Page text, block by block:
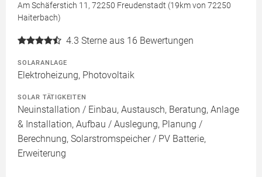
Am Schäferstich 11, 72250 Freudenstadt (19km von 72250
Haiterbach)
4.3 Sterne aus 16 Bewertungen
SOLARANLAGE
Elektroheizung, Photovoltaik
SOLAR TÄTIGKEITEN
Neuinstallation / Einbau, Austausch, Beratung, Anlage
& Installation, Aufbau / Auslegung, Planung /
Berechnung, Solarstromspeicher / PV Batterie,
Erweiterung